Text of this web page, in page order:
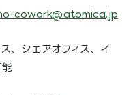
cowork@atomica.jp
、シェアオフィス、イ